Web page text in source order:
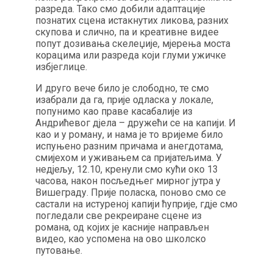
разреда. Тако смо добили адаптације
познатих сцена истакнутих ликова, разних
скупова и слично, па и креативне видее
попут дозивања скелеџије, мјерења моста
корацима или разреда који глуми ужичке
избјеглице.
И друго вече било је слободно, те смо
изабрали да га, прије одласка у локале,
попунимо као праве касабалије из
Андрићевог дјела – дружећи се на капији. И
као и у роману, и нама је то вријеме било
испуњено разним причама и анегдотама,
смијехом и уживањем са пријатељима. У
недјељу, 12.10, кренули смо кући око 13
часова, након посљедњег мирног јутра у
Вишеграду. Прије поласка, поново смо се
састали на истуреној капији ћуприје, гдје смо
погледали све рекреиране сцене из
романа, од којих је касније направљен
видео, као успомена на ово школско
путовање.